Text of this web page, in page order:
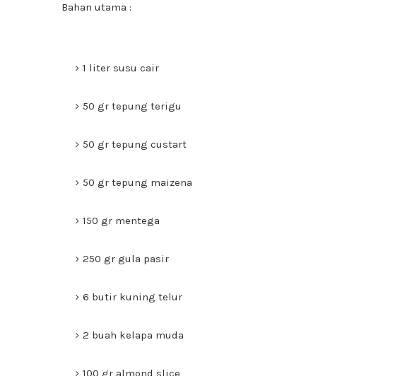
Bahan utama :
1 liter susu cair
50 gr tepung terigu
50 gr tepung custart
50 gr tepung maizena
150 gr mentega
250 gr gula pasir
6 butir kuning telur
2 buah kelapa muda
100 gr almond slice